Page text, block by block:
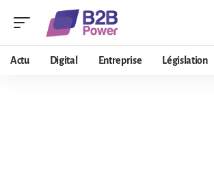
Actu Digital Entreprise Législation